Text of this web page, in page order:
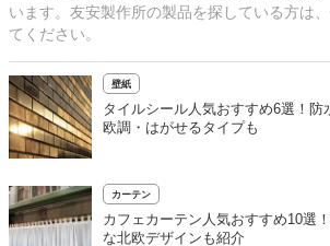
います。友安製作所の製品を探している方は
てください。
壁紙
タイルシール人気おすすめ6選！
欧調・はがせるタイプも
カーテン
カフェカーテン人気おすすめ10選
な北欧デザインも紹介